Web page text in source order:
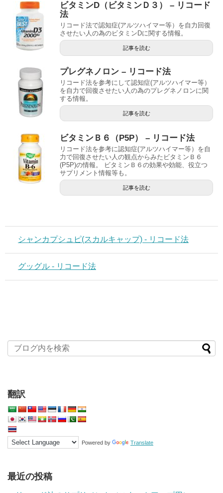
ビタミンD（ビタミンＤ３） – リコード
法
リコード法で認知症(アルツハイマー等）を自力回復
させたい人の為のビタミンDに関する情報。
記事を読む
プレグネノロン – リコード法
リコード法を参考にして認知症(アルツハイマー等）
を自力で回復させたい人の為のプレグネノロンに関
する情報。
記事を読む
ビタミンＢ６（P5P） – リコード法
リコード法を参考に認知症(アルツハイマー等）を自
力で回復させたい人の観点からみたビタミンＢ６
(P5P)の情報。 ビタミンＢ６の効果や効能、役立つ
サプリメント情報等も。
記事を読む
シャンカプシュピ(スカルキャップ) - リコード法
グッグル - リコード法
翻訳
Powered by Translate
最近の投稿